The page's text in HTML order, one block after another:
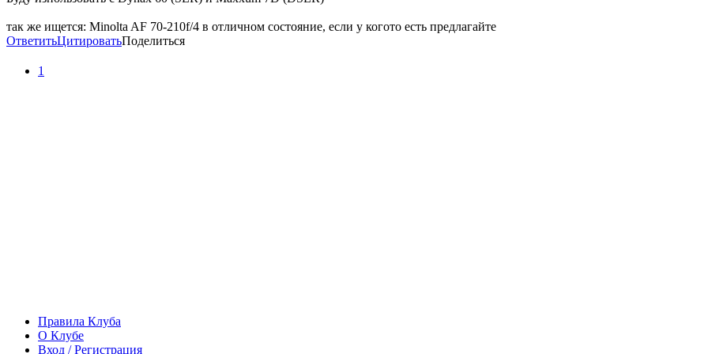
так же ищется: Minolta AF 70-210f/4 в отличном состояние, если у когото есть предлагайте
ОтветитьЦитироватьПоделиться
1
Правила Клуба
О Клубе
Вход / Регистрация